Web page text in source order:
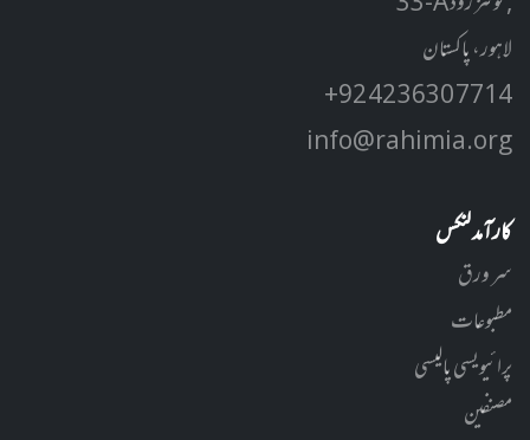
لاہور، پاکستان
+92 42 3630 7714
info@rahimia.org
کارآمد لنکس
سر ورق
مطبوعات
پرائیویسی پالیسی
مصنفین